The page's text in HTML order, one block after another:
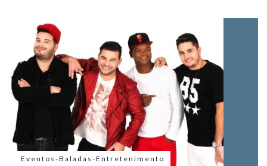
Eventos-Baladas-Entretenimento